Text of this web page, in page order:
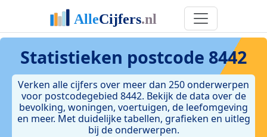
Statistieken postcode 8442
Verken alle cijfers over meer dan 250 onderwerpen
voor postcodegebied 8442. Bekijk de data over de
bevolking, woningen, voertuigen, de leefomgeving
en meer. Met duidelijke tabellen, grafieken en uitleg
bij de onderwerpen.